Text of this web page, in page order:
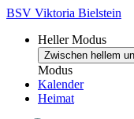
BSV Viktoria Bielstein
Heller Modus
Zwischen hellem
Modus
Kalender
Heimat